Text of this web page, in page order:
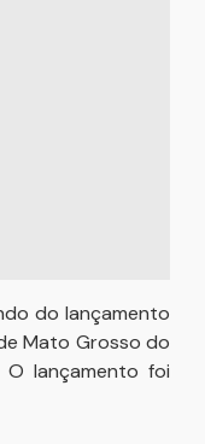
do lançamento
Mato Grosso do
O lançamento foi